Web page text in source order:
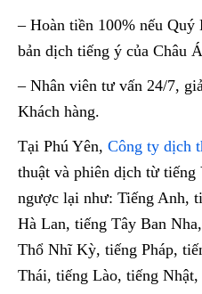
– Hoàn tiền 100% nếu
bản dịch tiếng ý của Châu
– Nhân viên tư vấn 24/7,
Khách hàng.
Tại Phú Yên, Công ty dịch
thuật và phiên dịch từ tiếng
ngược lại như: Tiếng Anh,
Hà Lan, tiếng Tây Ban
Thổ Nhĩ Kỳ, tiếng Pháp,
Thái, tiếng Lào, tiếng